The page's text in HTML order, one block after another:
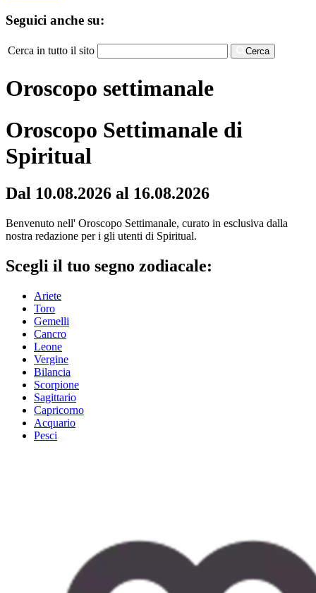
Seguici anche su:
Cerca in tutto il sito Cerca
Oroscopo settimanale
Oroscopo Settimanale di
Spiritual
Dal 10.08.2026 al 16.08.2026
Benvenuto nell' Oroscopo Settimanale, curato in esclusiva dalla
nostra redazione per i gli utenti di Spiritual.
Scegli il tuo segno zodiacale:
Ariete
Toro
Gemelli
Cancro
Leone
Vergine
Bilancia
Scorpione
Sagittario
Capricorno
Acquario
Pesci